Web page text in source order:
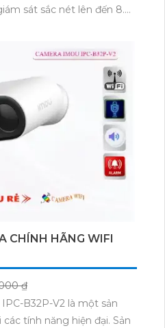
sát sắc nét lên đến 8.0
M2/FA còn tiết kiệm
nghệ nén dữ liệu như
Thiết bị cũng hỗ trợ
kết hợp thêm 2 camera
CHÍNH HÃNG WIFI
₫
B32P-V2 là một sản
tính năng hiện đại. Sản